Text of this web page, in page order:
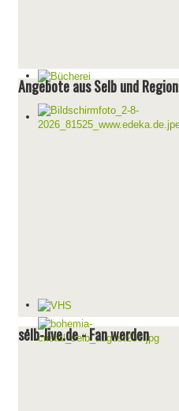
Angebote aus Selb und Region
selb-live.de - Fan werden